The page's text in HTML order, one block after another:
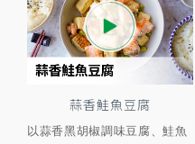
蒜香鮭魚豆腐
以蒜香黑胡椒調味豆腐、鮭魚